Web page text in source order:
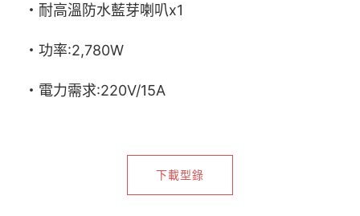
・耐高溫防水藍芽喇叭x1
・功率:2,780W
・電力需求:220V/15A
下載型錄